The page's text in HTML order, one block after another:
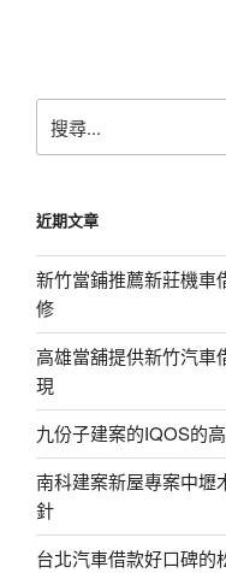
尋
字:
近期文章
新竹當鋪推薦新莊機車
修
高雄當舖提供新竹汽車
現
九份子建案的IQOS的
南科建案新屋專案中壢
針
台北汽車借款好口碑的